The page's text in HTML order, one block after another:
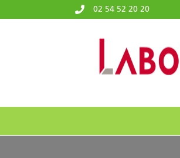
02 54 52 20 20